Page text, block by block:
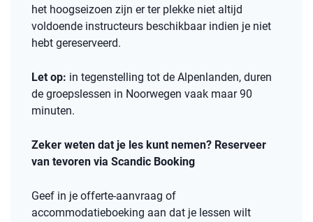
het hoogseizoen zijn er ter plekke niet altijd
voldoende instructeurs beschikbaar indien je niet
hebt gereserveerd.
Let op: in tegenstelling tot de Alpenlanden, duren
de groepslessen in Noorwegen vaak maar 90
minuten.
Zeker weten dat je les kunt nemen? Reserveer
van tevoren via Scandic Booking
Geef in je offerte-aanvraag of
accommodatieboeking aan dat je lessen wilt